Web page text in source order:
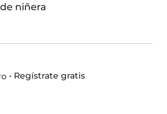
niñera
• Regístrate gratis